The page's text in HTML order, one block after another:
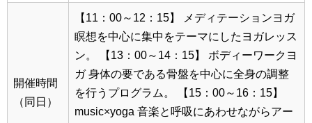
開催時間
（同日）
【11：00～12：15】 メディテーションヨガ
瞑想を中心に集中をテーマにしたヨガレッス
ン。
【13：00～14：15】 ボディーワークヨ
ガ身体の要である骨盤を中心に全身の調整
を行うプログラム。
【15：00～16：15】
music×yoga 音楽と呼吸にあわせながらアー